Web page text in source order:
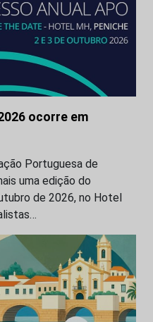
ocorre em
Portuguesa de
uma edição do
de 2026, no Hotel